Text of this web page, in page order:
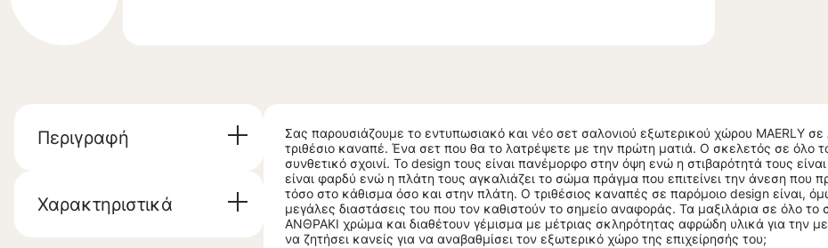
Περιγραφή
Χαρακτηριστικά
Σας παρουσιάζουμε το εντυπωσιακό και νέο σετ σαλονιού εξωτερικού χώρου MAERLY
τριθέσιο καναπέ. Ένα σετ που θα το λατρέψετε με την πρώτη ματιά. Ο σκελετός σε όλο
συνθετικό σχοινί. Το design τους είναι πανέμορφο στην όψη ενώ η στιβαρότητά τους
είναι φαρδύ ενώ η πλάτη τους αγκαλιάζει το σώμα πράγμα που επιτείνει την άνεση
τόσο στο κάθισμα όσο και στην πλάτη. Ο τριθέσιος καναπές σε παρόμοιο design είναι,
μεγάλες διαστάσεις του που τον καθιστούν το σημείο αναφοράς. Τα μαξιλάρια σε όλο
ΑΝΘΡΑΚΙ χρώμα και διαθέτουν γέμισμα με μέτριας σκληρότητας αφρώδη υλικά για την
να ζητήσει κανείς για να αναβαθμίσει τον εξωτερικό χώρο της επιχείρησής του;